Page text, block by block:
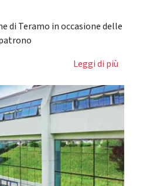
di Teramo in occasione delle
Leggi di più